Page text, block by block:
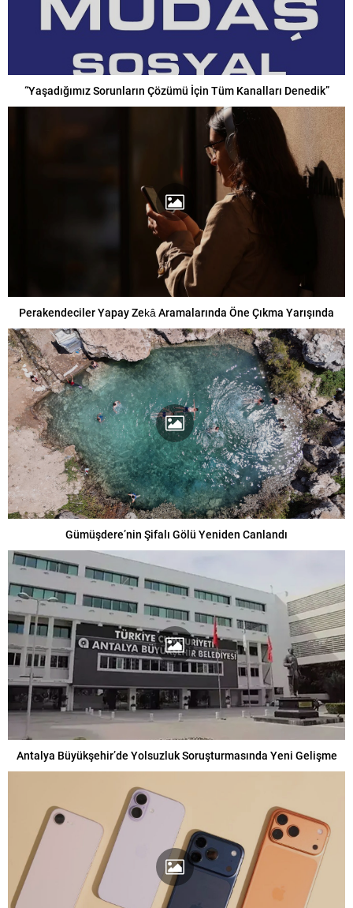
“Yaşadığımız Sorunların Çözümü İçin Tüm Kanalları Denedik”
Perakendeciler Yapay Zekâ Aramalarında Öne Çıkma Yarışında
Gümüşdere’nin Şifalı Gölü Yeniden Canlandı
Antalya Büyükşehir’de Yolsuzluk Soruşturmasında Yeni Gelişme